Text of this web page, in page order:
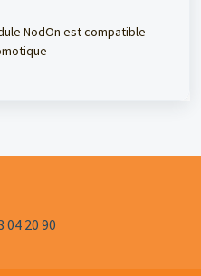
NodOn est compatible
04 20 90